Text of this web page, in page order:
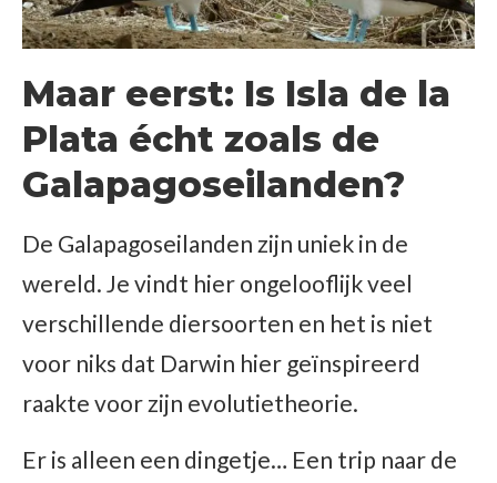
Maar eerst: Is Isla de la
Plata écht zoals de
Galapagoseilanden?
De Galapagoseilanden zijn uniek in de
wereld. Je vindt hier ongelooflijk veel
verschillende diersoorten en het is niet
voor niks dat Darwin hier geïnspireerd
raakte voor zijn evolutietheorie.
Er is alleen een dingetje… Een trip naar de